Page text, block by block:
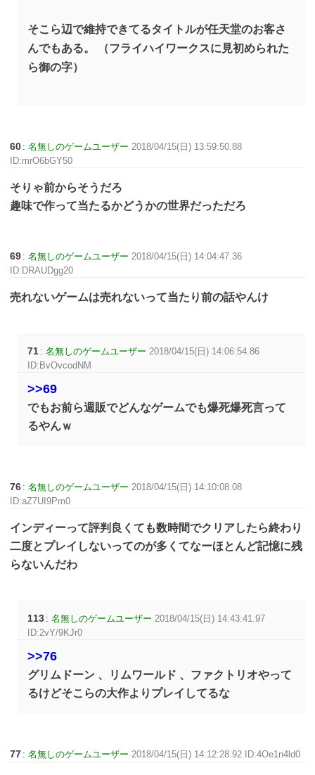
そこら辺で維持できてるタイトルが任天堂のお客さ
んでもある。 （フライハイワークスに見初められた
ら御の字）
60 :名無しのゲームユーザー 2018/04/15(日) 13:59:50.88
ID:mrO6bGY50
そりゃ前からそうだろ
趣味で作って当たるかどうかの世界だっただろ
69 :名無しのゲームユーザー 2018/04/15(日) 14:04:47.36
ID:DRAUDgg20
売れないゲームは売れないって当たり前の話やんけ
71 :名無しのゲームユーザー 2018/04/15(日) 14:06:54.86
ID:BvOvcodNM
>>69
でもお前ら週販でどんなゲームでも爆死爆死言って
るやんｗ
76 :名無しのゲームユーザー 2018/04/15(日) 14:10:08.08
ID:aZ7UI9Pm0
インディーって評判良くても数時間でクリアしたら終わり
二度とプレイしないってのが多くてなーほとんど記憶に残
らないんだわ
113 :名無しのゲームユーザー 2018/04/15(日) 14:43:41.97
ID:2vY/9KJr0
>>76
グリムドーン 、リムワールド 、ファクトリオやって
るけどそこらの大作よりプレイしてるな
77 :名無しのゲームユーザー 2018/04/15(日) 14:12:28.92 ID:4Oe1n4ld0